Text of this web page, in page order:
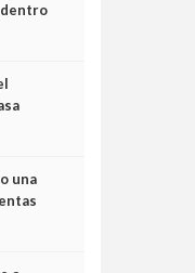
dentro
una
no